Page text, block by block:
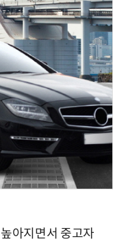
아지면서 중고자